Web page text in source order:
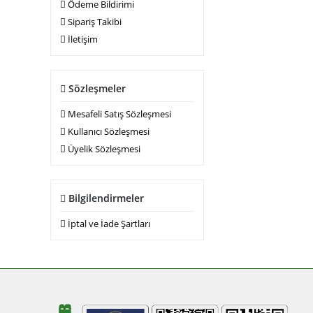
Ödeme Bildirimi
Sipariş Takibi
İletişim
Sözleşmeler
Mesafeli Satış Sözleşmesi
Kullanıcı Sözleşmesi
Üyelik Sözleşmesi
Bilgilendirmeler
İptal ve İade Şartları